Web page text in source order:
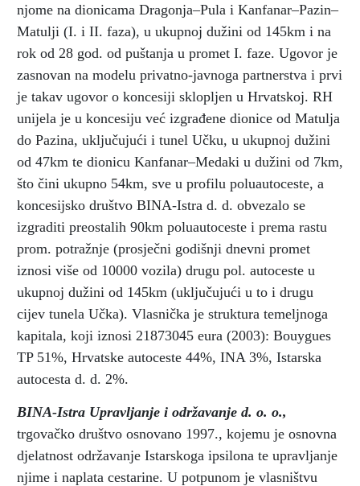
njome na dionicama Dragonja–Pula i Kanfanar–Pazin–
Matulji (I. i II. faza), u ukupnoj dužini od 145km i na
rok od 28 god. od puštanja u promet I. faze. Ugovor je
zasnovan na modelu privatno-javnoga partnerstva i prvi
je takav ugovor o koncesiji sklopljen u Hrvatskoj. RH
unijela je u koncesiju već izgrađene dionice od Matulja
do Pazina, uključujući i tunel Učku, u ukupnoj dužini
od 47km te dionicu Kanfanar–Medaki u dužini od 7km,
što čini ukupno 54km, sve u profilu poluautoceste, a
koncesijsko društvo BINA-Istra d. d. obvezalo se
izgraditi preostalih 90km poluautoceste i prema rastu
prom. potražnje (prosječni godišnji dnevni promet
iznosi više od 10000 vozila) drugu pol. autoceste u
ukupnoj dužini od 145km (uključujući u to i drugu
cijev tunela Učka). Vlasnička je struktura temeljnoga
kapitala, koji iznosi 21873045 eura (2003): Bouygues
TP 51%, Hrvatske autoceste 44%, INA 3%, Istarska
autocesta d. d. 2%.
BINA-Istra Upravljanje i održavanje d. o. o.,
trgovačko društvo osnovano 1997., kojemu je osnovna
djelatnost održavanje Istarskoga ipsilona te upravljanje
njime i naplata cestarine. U potpunom je vlasništvu